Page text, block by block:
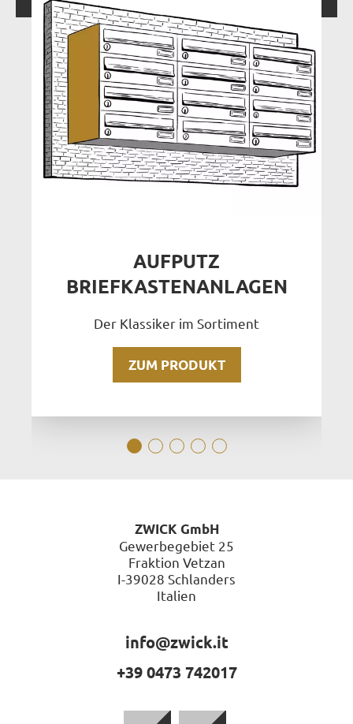
AUFPUTZ
BRIEFKASTENANLAGEN
Der Klassiker im Sortiment
ZUM PRODUKT
ZWICK GmbH
Gewerbegebiet 25
Fraktion Vetzan
I-39028 Schlanders
Italien
info@zwick.it
+39 0473 742017